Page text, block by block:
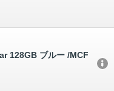
128GB ブルー /MCF